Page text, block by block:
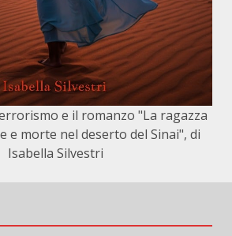
e il romanzo "La ragazza
e morte nel deserto del Sinai", di
Isabella Silvestri